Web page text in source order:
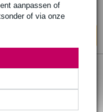
aanpassen of
of via onze
3-PIN U1/5
basis (823.2-